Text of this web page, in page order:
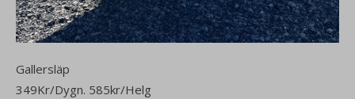
Gallersläp
349Kr/Dygn. 585kr/Helg